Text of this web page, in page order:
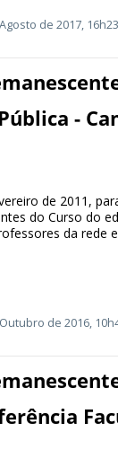
de 2017, 16h23
-
de 2011,
do Curso do
da rede
de 2016,